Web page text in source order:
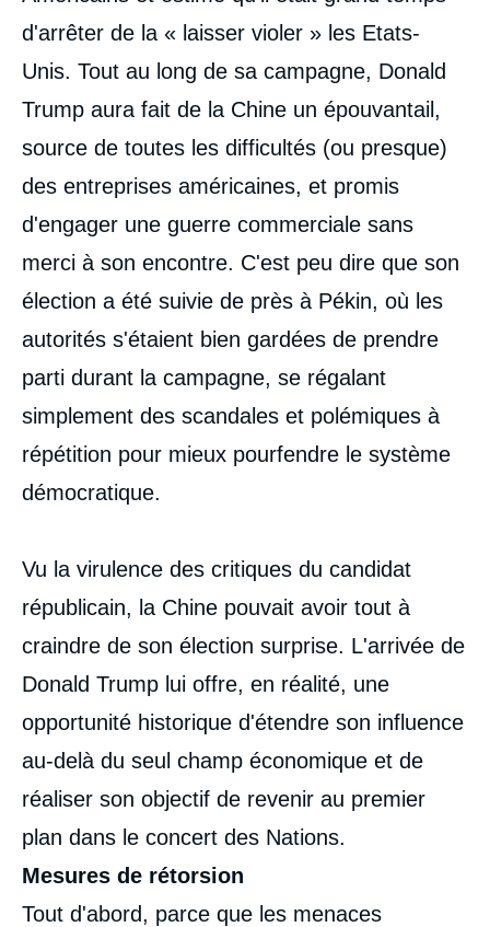
d'arrêter de la « laisser violer » les Etats-
Unis. Tout au long de sa campagne, Donald
Trump aura fait de la Chine un épouvantail,
source de toutes les difficultés (ou presque)
des entreprises américaines, et promis
d'engager une guerre commerciale sans
merci à son encontre. C'est peu dire que son
élection a été suivie de près à Pékin, où les
autorités s'étaient bien gardées de prendre
parti durant la campagne, se régalant
simplement des scandales et polémiques à
répétition pour mieux pourfendre le système
démocratique.
Vu la virulence des critiques du candidat
républicain, la Chine pouvait avoir tout à
craindre de son élection surprise. L'arrivée de
Donald Trump lui offre, en réalité, une
opportunité historique d'étendre son influence
au-delà du seul champ économique et de
réaliser son objectif de revenir au premier
plan dans le concert des Nations.
Mesures de rétorsion
Tout d'abord, parce que les menaces